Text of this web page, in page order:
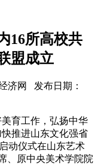
16所高校共
盟成立
济网
发布日期：
育工作，弘扬中华
推进山东文化强省
动仪式在山东艺术
、原中央美术学院院